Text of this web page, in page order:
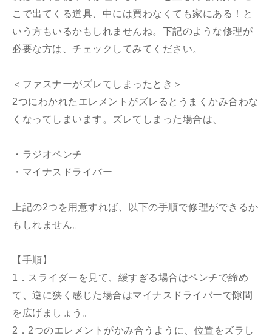
こで出てくる道具、中には買わなくても家にある！と
いう方もいるかもしれませんね。下記のような修理が
必要な方は、チェックしてみてください。
＜ファスナーがズレてしまったとき＞
2つにわかれたエレメントがズレるとうまくかみ合わな
くなってしまいます。ズレてしまった場合は、
・ラジオペンチ
・マイナスドライバー
上記の2つを用意すれば、以下の手順で修理ができるか
もしれません。
【手順】
1．スライダーを見て、緩すぎる場合はペンチで締め
て、逆に狭く感じた場合はマイナスドライバーで隙間
を広げましょう。
2．2つのエレメントがかみ合うように、位置をズラし